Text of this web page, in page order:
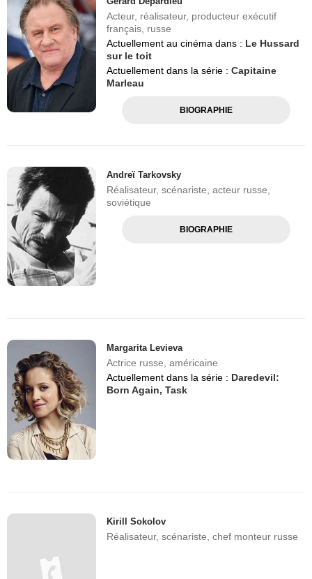
Acteur, réalisateur, producteur exécutif
français, russe
Actuellement au cinéma dans : Le Hussard
sur le toit
Actuellement dans la série :Capitaine
Marleau
BIOGRAPHIE
Andreï Tarkovsky
Réalisateur, scénariste, acteur russe,
soviétique
BIOGRAPHIE
Margarita Levieva
Actrice russe, américaine
Actuellement dans la série : Daredevil:
Born Again,Task
Kirill Sokolov
Réalisateur, scénariste, chef monteur russe